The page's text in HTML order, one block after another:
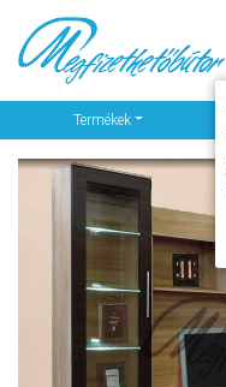
Termékek